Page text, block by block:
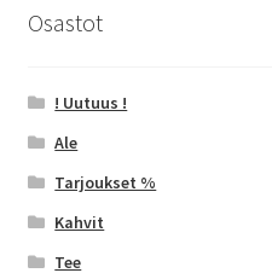
Osastot
! Uutuus !
Ale
Tarjoukset %
Kahvit
Tee